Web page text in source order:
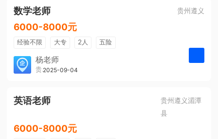
数学老师 贵州遵义
6000-8000元
经验不限 大专 2人
五险
带薪年假
年终奖
免费培训
包住宿
杨老师
贵州大美前程文化发展有限公司
2025-09-04
英语老师
贵州遵义湄潭
县
6000-8000元